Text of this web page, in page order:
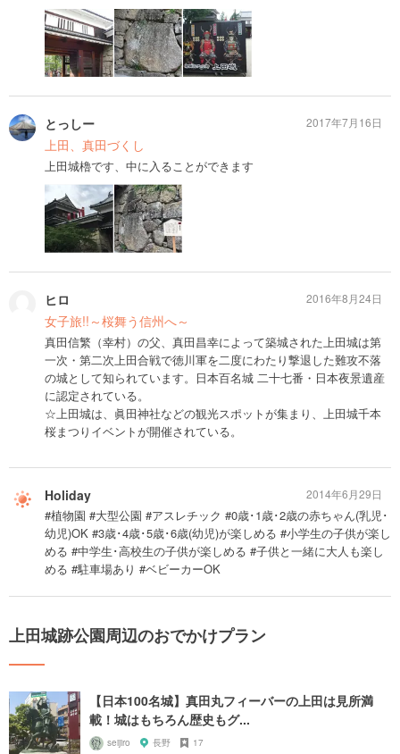
とっしー
上田、真田づくし
上田城櫓です、中に入ることができます
2017年7月16日
ヒロ
女子旅!!～桜舞う信州へ～
真田信繁（幸村）の父、真田昌幸によって築城された上田城は第
一次・第二次上田合戦で徳川軍を二度にわたり撃退した難攻不落
の城として知られています。日本百名城 二十七番・日本夜景遺産
に認定されている。
☆上田城は、眞田神社などの観光スポットが集まり、上田城千本
桜まつりイベントが開催されている。
2016年8月24日
Holiday
#植物園 #大型公園 #アスレチック #0歳･1歳･2歳の赤ちゃん(乳児･
幼児)OK #3歳･4歳･5歳･6歳(幼児)が楽しめる #小学生の子供が楽し
める #中学生･高校生の子供が楽しめる #子供と一緒に大人も楽し
める #駐車場あり #ベビーカーOK
2014年6月29日
上田城跡公園周辺のおでかけプラン
【日本100名城】真田丸フィーバーの上田は見所満
載！城はもちろん歴史もグ...
seijiro 長野 17